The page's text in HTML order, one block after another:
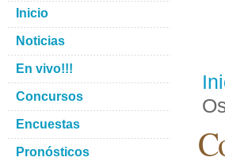
Inicio
Noticias
En vivo!!!
Concursos
Encuestas
Pronósticos